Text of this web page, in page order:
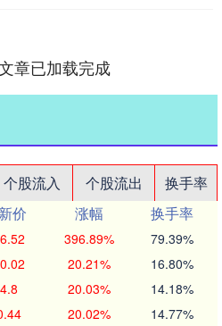
章已加载完成
个股流入 个股流出
换手率
价 涨幅
换手率
396.89% 79.39%
20.21% 16.80%
20.03% 14.18%
20.02% 14.77%